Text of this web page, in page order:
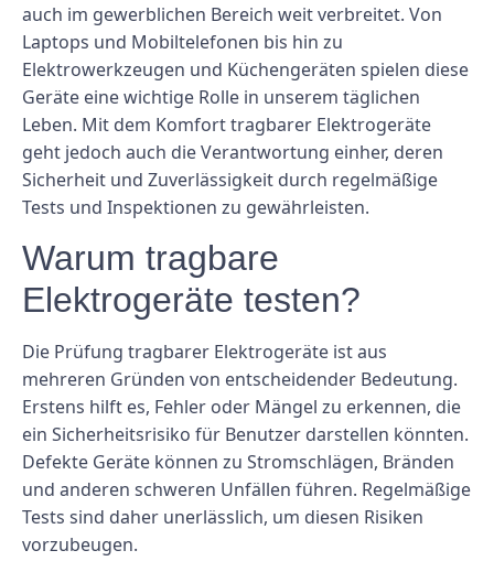
auch im gewerblichen Bereich weit verbreitet. Von
Laptops und Mobiltelefonen bis hin zu
Elektrowerkzeugen und Küchengeräten spielen diese
Geräte eine wichtige Rolle in unserem täglichen
Leben. Mit dem Komfort tragbarer Elektrogeräte
geht jedoch auch die Verantwortung einher, deren
Sicherheit und Zuverlässigkeit durch regelmäßige
Tests und Inspektionen zu gewährleisten.
Warum tragbare
Elektrogeräte testen?
Die Prüfung tragbarer Elektrogeräte ist aus
mehreren Gründen von entscheidender Bedeutung.
Erstens hilft es, Fehler oder Mängel zu erkennen, die
ein Sicherheitsrisiko für Benutzer darstellen könnten.
Defekte Geräte können zu Stromschlägen, Bränden
und anderen schweren Unfällen führen. Regelmäßige
Tests sind daher unerlässlich, um diesen Risiken
vorzubeugen.